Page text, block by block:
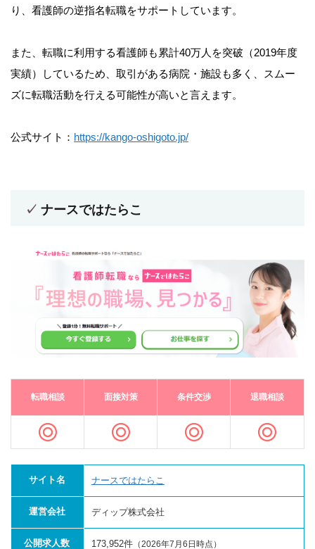
り、看護師の逆指名転職をサポートしています。
また、転職に利用する看護師も累計40万人を突破（2019年度
実績）しているため、取引がある病院・施設も多く、スムー
ズに転職活動を行える可能性が高いと言えます。
公式サイト： https://kango-oshigoto.jp/
ナースではたらこ
転職相談 面接対策 条件交渉 退職相談
サイト名 ナースではたらこ
運営会社 ディップ株式会社
公開求人数 173,952件 （2026年7月6日時点）